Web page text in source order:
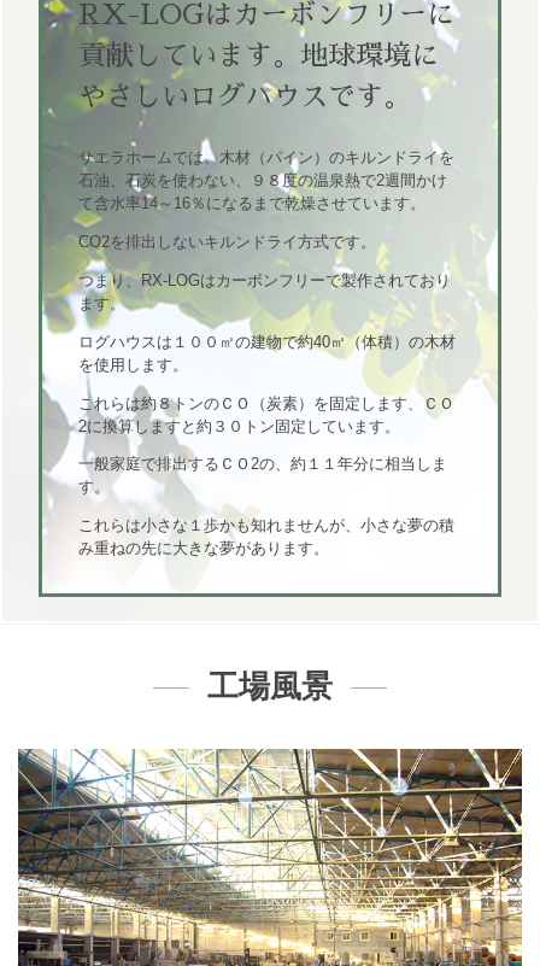
RX-LOGは カーボンフリーに
貢献しています。 地球環境に
やさしいログハウスです。
サエラホームでは、木材（パイン）のキルンドライを
石油、石炭を使わない、９８度の温泉熱で2週間かけ
て含水率14～16％になるまで乾燥させています。
CO2を排出しないキルンドライ方式です。
つまり、RX-LOGはカーボンフリーで製作されており
ます。
ログハウスは１００㎡の建物で約40㎥（体積）の木材
を使用します。
これらは約８トンのＣＯ（炭素）を固定します、ＣＯ
2に換算しますと約３０トン固定しています。
一般家庭で排出するＣＯ2の、約１１年分に相当しま
す。
これらは小さな１歩かも知れませんが、小さな夢の積
み重ねの先に大きな夢があります。
工場風景